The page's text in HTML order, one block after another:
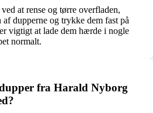
at rense og tørre overfladen,
dupperne og trykke dem fast på
vigtigt at lade dem hærde i nogle
normalt.
fra Harald Nyborg